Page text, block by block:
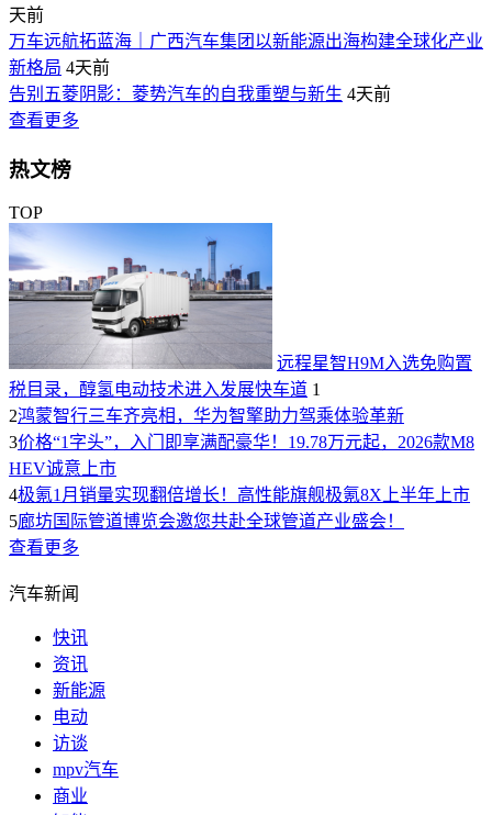
天前
万车远航拓蓝海｜广西汽车集团以新能源出海构建全球化产业
新格局 4天前
告别五菱阴影：菱势汽车的自我重塑与新生 4天前
查看更多
热文榜
TOP
远程星智H9M入选免购置
税目录，醇氢电动技术进入发展快车道 1
2鸿蒙智行三车齐亮相，华为智擎助力驾乘体验革新
3价格“1字头”，入门即享满配豪华！19.78万元起，2026款M8
HEV诚意上市
4极氪1月销量实现翻倍增长！高性能旗舰极氪8X上半年上市
5廊坊国际管道博览会邀您共赴全球管道产业盛会！
查看更多
汽车新闻
快讯
资讯
新能源
电动
访谈
mpv汽车
商业